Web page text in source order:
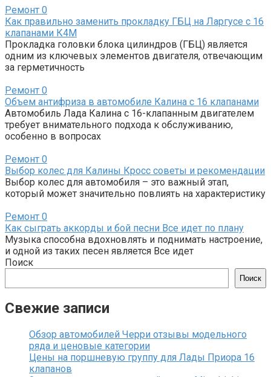
Ремонт 0
Как правильно заменить прокладку ГБЦ на Ларгусе с 16
клапанами К4М
Прокладка головки блока цилиндров (ГБЦ) является
одним из ключевых элементов двигателя, отвечающим
за герметичность
Ремонт 0
Объем антифриза в автомобиле Калина с 16 клапанами
Автомобиль Лада Калина с 16-клапанным двигателем
требует внимательного подхода к обслуживанию,
особенно в вопросах
Ремонт 0
Выбор колес для Калины Кросс советы и рекомендации
Выбор колес для автомобиля – это важный этап,
который может значительно повлиять на характеристику
Ремонт 0
Как сыграть аккорды и бой песни Все идет по плану
Музыка способна вдохновлять и поднимать настроение,
и одной из таких песен является Все идет
Поиск
Поиск
Свежие записи
Обзор автомобилей Черри отзывы модельного
ряда и ценовые категории
Цены на поршневую группу для Лады Приора 16
клапанов